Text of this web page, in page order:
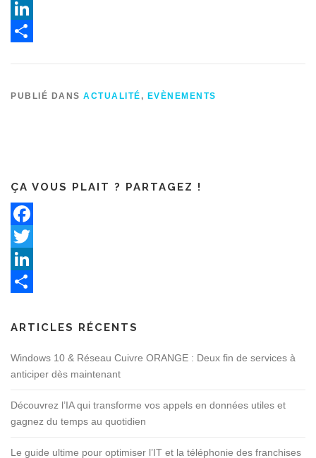
Twitter
LinkedIn
PUBLIÉ DANS ACTUALITÉ , EVÈNEMENTS
ÇA VOUS PLAIT ? PARTAGEZ !
Facebook
Twitter
LinkedIn
ARTICLES RÉCENTS
Windows 10 & Réseau Cuivre ORANGE : Deux fin de services à
anticiper dès maintenant
Découvrez l’IA qui transforme vos appels en données utiles et
gagnez du temps au quotidien
Le guide ultime pour optimiser l’IT et la téléphonie des franchises